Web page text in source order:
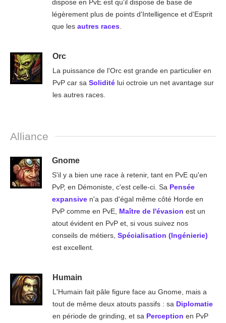
dispose en PvE est qu'il dispose de base de
légèrement plus de points d'Intelligence et d'Esprit
que lesautres races
Orc
La puissance de l'Orc est grande en particulier en
PvP car sa Soliditélui octroie un net avantage sur
les autres races.
Alliance
Gnome
S'il y a bien une race à retenir, tant en PvE qu'en
PvP, en Démoniste, c'est celle-ci. Sa Pensée
expansive n'a pas d'égal même côté Horde en
PvP comme en PvE, Maître de l'évasion est un
atout évident en PvP et, si vous suivez nos
conseils de métiers,Spécialisation (Ingénierie)
est excellent.
Humain
L'Humain fait pâle figure face au Gnome, mais a
tout de même deux atouts passifs : sa Diplomatie
en période de grinding, et sa Perception en PvP